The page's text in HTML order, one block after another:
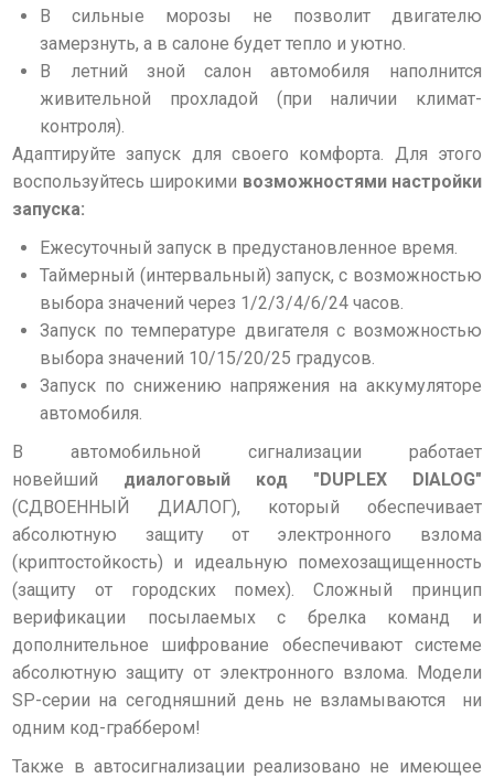
В сильные морозы не позволит двигателю
замерзнуть, а в салоне будет тепло и уютно.
В летний зной салон автомобиля наполнится
живительной прохладой (при наличии климат-
контроля).
Адаптируйте запуск для своего комфорта. Для этого
воспользуйтесь широкими возможностями настройки
запуска:
Ежесуточный запуск в предустановленное время.
Таймерный (интервальный) запуск, с возможностью
выбора значений через 1/2/3/4/6/24 часов.
Запуск по температуре двигателя с возможностью
выбора значений 10/15/20/25 градусов.
Запуск по снижению напряжения на аккумуляторе
автомобиля.
В автомобильной сигнализации работает
новейший диалоговый код "DUPLEX DIALOG"
(СДВОЕННЫЙ ДИАЛОГ), который обеспечивает
абсолютную защиту от электронного взлома
(криптостойкость) и идеальную помехозащищенность
(защиту от городских помех). Сложный принцип
верификации посылаемых с брелка команд и
дополнительное шифрование обеспечивают системе
абсолютную защиту от электронного взлома. Модели
SP-серии на сегодняшний день не взламываются ни
одним код-граббером!
Также в автосигнализации реализовано не имеющее